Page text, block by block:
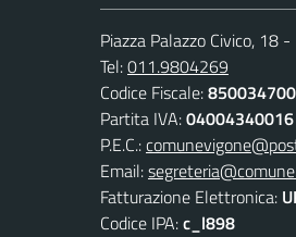
Piazza Palazzo Civico, 18
Tel:011.9804269
Codice Fiscale:
Partita IVA:04004340016
P.E.C.:
Email:
Fatturazione Elettronica:
Codice IPA:c_l898